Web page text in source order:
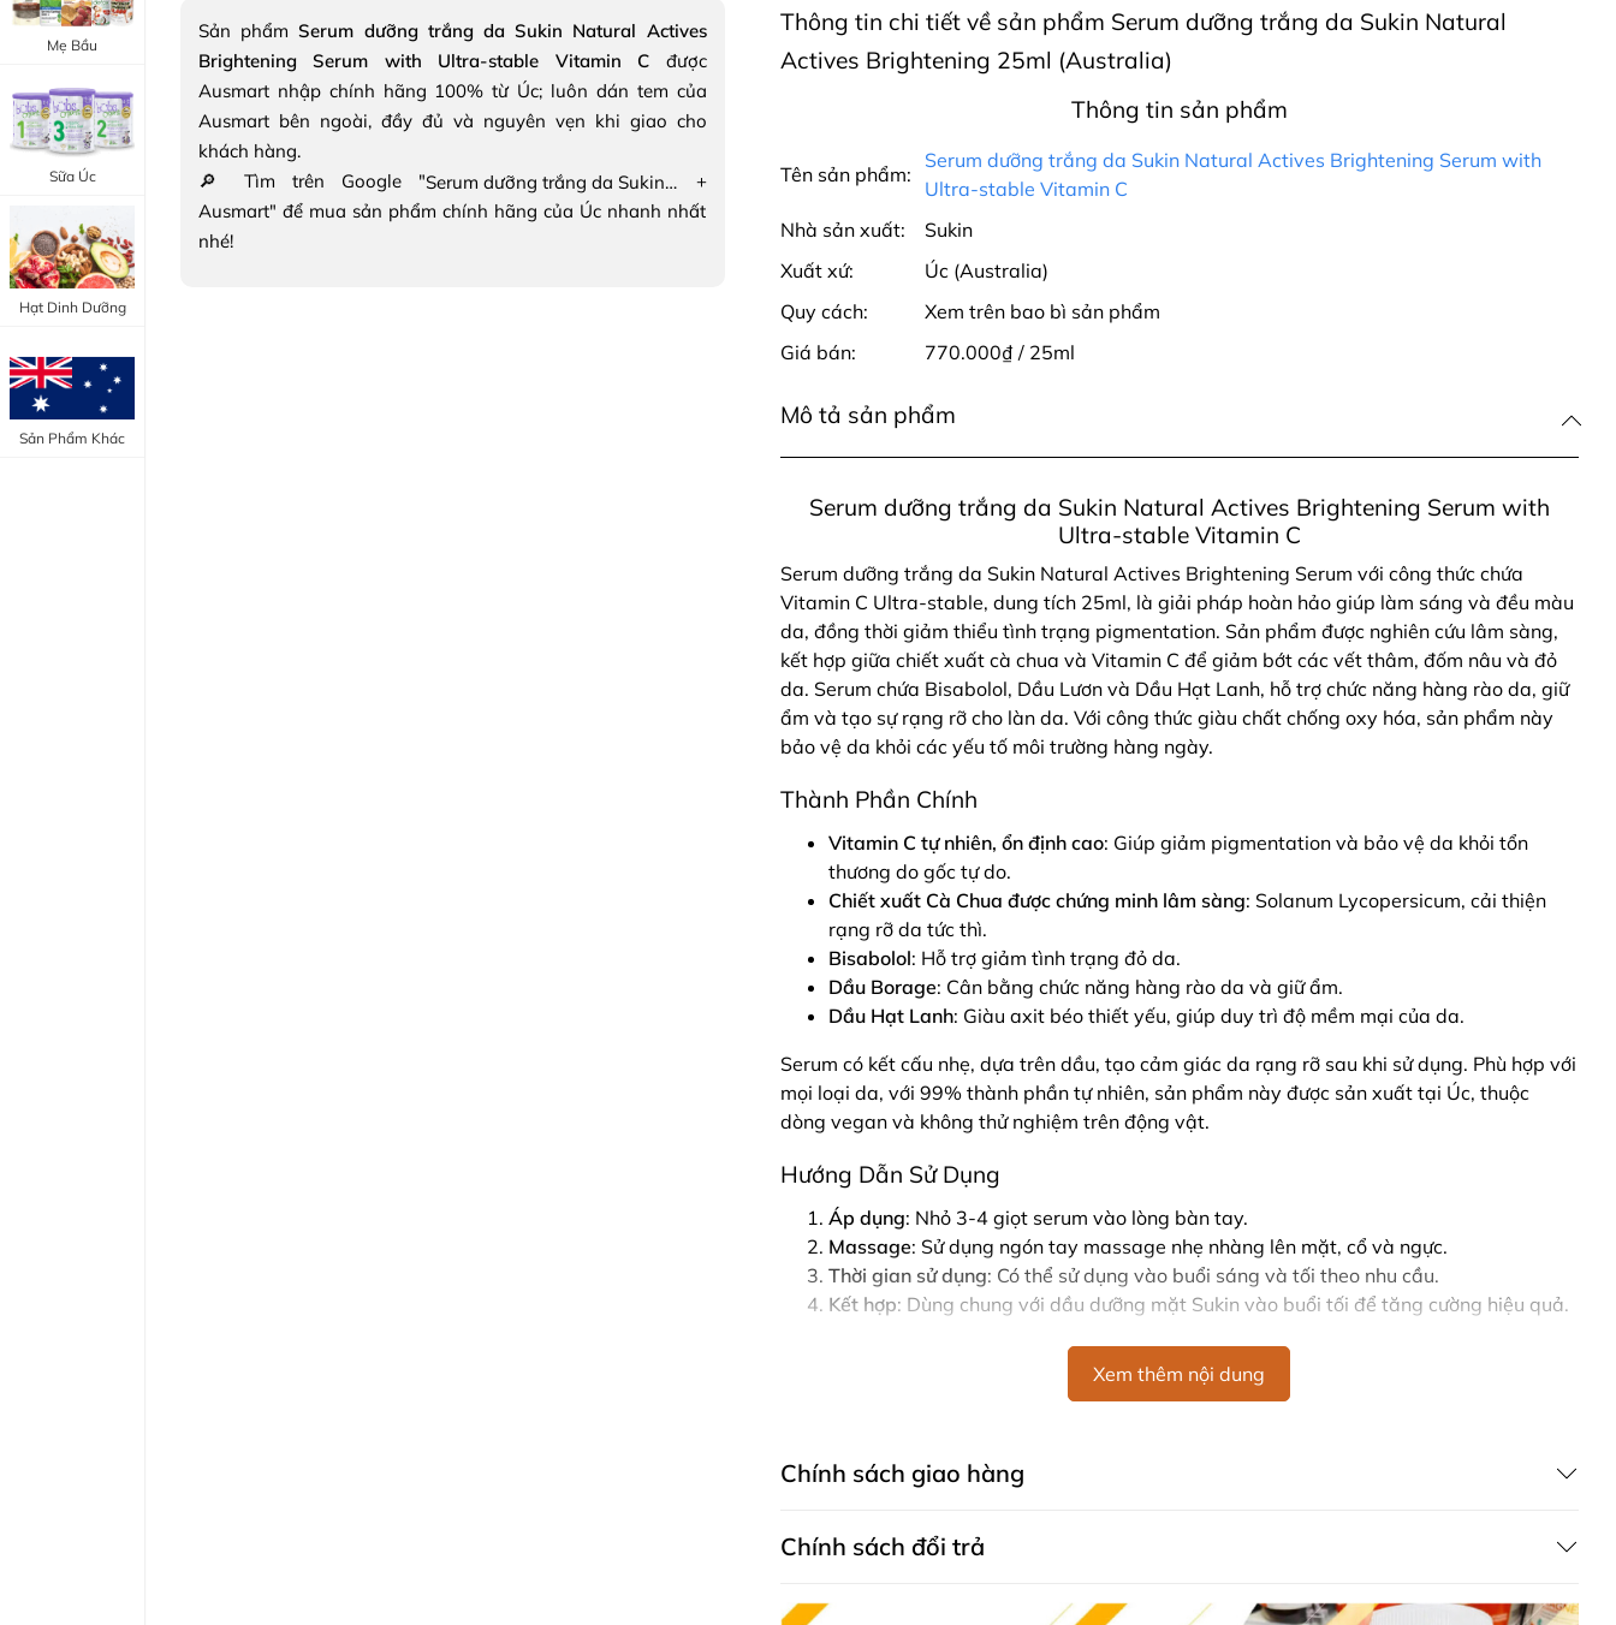
Bổ Khớp - Xương
Bổ Não - Tim Mạch
Canxi - Vitamin D
"Thực Phẩm Chức Năng Úc"
Trang Điểm Mắt
Trang Điểm Môi
Tẩy Trang - Toner
Dụng Cụ Trang Điểm
Mẹ Bầu
Sữa Úc
Hạt Dinh Dưỡng
Sản Phẩm Khác
Sản phẩmSerum dưỡng trắng da Sukin Natural Actives
Brightening Serum with Ultra-stable Vitamin C được
Ausmart nhập chính hãng 100% từ Úc; luôn dán tem của
Ausmart bên ngoài, đầy đủ và nguyên vẹn khi giao cho
khách hàng.
🔎 Tìm trên Google "
Serum dưỡng trắng da Sukin Natural Actives Brightening Serum with Ultra-stable Vitamin C
+
Ausmart" để mua sản phẩm chính hãng của Úc nhanh nhất
nhé!
Thông tin chi tiết về sản phẩm Serum dưỡng trắng da Sukin Natural
Actives Brightening 25ml (Australia)
Thông tin sản phẩm
Tên sản phẩm:
Serum dưỡng trắng da Sukin Natural Actives Brightening Serum with
Ultra-stable Vitamin C
Nhà sản xuất:
Sukin
Xuất xứ:
Úc (Australia)
Quy cách:
Xem trên bao bì sản phẩm
Giá bán:
770.000₫ / 25ml
Mô tả sản phẩm
Serum dưỡng trắng da Sukin Natural Actives Brightening Serum with
Ultra-stable Vitamin C
Serum dưỡng trắng da Sukin Natural Actives Brightening Serum với công thức chứa
Vitamin C Ultra-stable, dung tích 25ml, là giải pháp hoàn hảo giúp làm sáng và đều màu
da, đồng thời giảm thiểu tình trạng pigmentation. Sản phẩm được nghiên cứu lâm sàng,
kết hợp giữa chiết xuất cà chua và Vitamin C để giảm bớt các vết thâm, đốm nâu và đỏ
da. Serum chứa Bisabolol, Dầu Lươn và Dầu Hạt Lanh, hỗ trợ chức năng hàng rào da, giữ
ẩm và tạo sự rạng rỡ cho làn da. Với công thức giàu chất chống oxy hóa, sản phẩm này
bảo vệ da khỏi các yếu tố môi trường hàng ngày.
Thành Phần Chính
Vitamin C tự nhiên, ổn định cao: Giúp giảm pigmentation và bảo vệ da khỏi tổn
thương do gốc tự do.
Chiết xuất Cà Chua được chứng minh lâm sàng: Solanum Lycopersicum, cải thiện
rạng rỡ da tức thì.
Bisabolol: Hỗ trợ giảm tình trạng đỏ da.
Dầu Borage: Cân bằng chức năng hàng rào da và giữ ẩm.
Dầu Hạt Lanh: Giàu axit béo thiết yếu, giúp duy trì độ mềm mại của da.
Serum có kết cấu nhẹ, dựa trên dầu, tạo cảm giác da rạng rỡ sau khi sử dụng. Phù hợp với
mọi loại da, với 99% thành phần tự nhiên, sản phẩm này được sản xuất tại Úc, thuộc
dòng vegan và không thử nghiệm trên động vật.
Hướng Dẫn Sử Dụng
Áp dụng: Nhỏ 3-4 giọt serum vào lòng bàn tay.
Massage: Sử dụng ngón tay massage nhẹ nhàng lên mặt, cổ và ngực.
Thời gian sử dụng: Có thể sử dụng vào buổi sáng và tối theo nhu cầu.
Kết hợp: Dùng chung với dầu dưỡng mặt Sukin vào buổi tối để tăng cường hiệu quả.
Bảo quản nơi khô ráo, mát mẻ.
Nhiệt độ bảo quản dưới 30°C.
Tránh tiếp xúc trực tiếp với mắt.
Nên thử nghiệm trên da trước khi sử dụng.
Xem thêm nội dung
Chính sách giao hàng
Chính sách đổi trả